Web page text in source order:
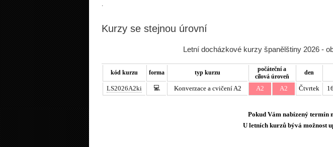
Kurzy se stejnou úrovní
Letní docházkové kurzy španělštiny 2026 -
kód kurzu forma typ kurzu
počáteční a
cílová úroveň
den
LS2026A2ki 💻 Konverzace a cvičení A2 A2 A2 Čtvrtek
Pokud Vám nabízený termín
U letních kurzů bývá možnost